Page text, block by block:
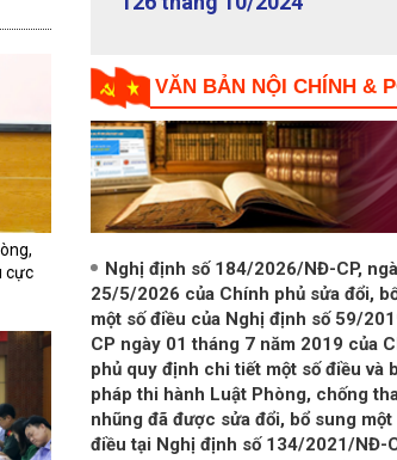
cực
25/5/2026 của Chính phủ sửa đổi, bổ
một số điều của Nghị định số 59/
CP ngày 01 tháng 7 năm 2019 của
phủ quy định chi tiết một số điều và
pháp thi hành Luật Phòng, chống
nhũng đã được sửa đổi, bổ sung một
điều tại Nghị định số 134/2021/NĐ-
ngày 30 tháng 12 năm 2021 của